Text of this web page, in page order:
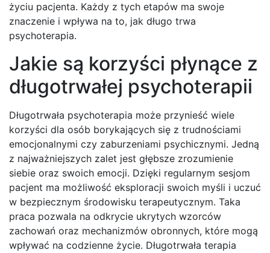
życiu pacjenta. Każdy z tych etapów ma swoje
znaczenie i wpływa na to, jak długo trwa
psychoterapia.
Jakie są korzyści płynące z
długotrwałej psychoterapii
Długotrwała psychoterapia może przynieść wiele
korzyści dla osób borykających się z trudnościami
emocjonalnymi czy zaburzeniami psychicznymi. Jedną
z najważniejszych zalet jest głębsze zrozumienie
siebie oraz swoich emocji. Dzięki regularnym sesjom
pacjent ma możliwość eksploracji swoich myśli i uczuć
w bezpiecznym środowisku terapeutycznym. Taka
praca pozwala na odkrycie ukrytych wzorców
zachowań oraz mechanizmów obronnych, które mogą
wpływać na codzienne życie. Długotrwała terapia